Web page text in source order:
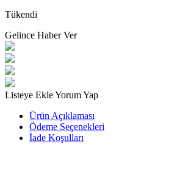
Tükendi
Gelince Haber Ver
Listeye EkleYorum Yap
Ürün Açıklaması
Ödeme Seçenekleri
İade Koşulları